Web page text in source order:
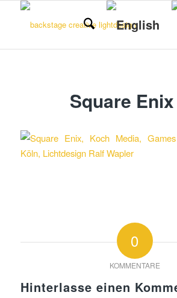
Square
0
KOMMENTARE
Hinterlasse einen